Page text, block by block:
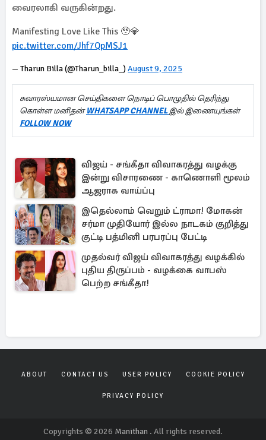
வைரலாகி வருகின்றது.
Manifesting Love Like This 🥹💎
pic.twitter.com/Jhf7QpMSJ1
— Tharun Billa (@Tharun_billa_) August 9, 2025
சுவாரஸ்யமான செய்திகளை நொடிப் பொழுதில் தெரிந்து
கொள்ள மனிதன்WHATSAPP CHANNELஇல் இணையுங்கள்
FOLLOW NOW
விஜய் - சங்கீதா விவாகரத்து வழக்கு
இன்று விசாரணை - காணொளி மூலம்
ஆஜராக வாய்ப்பு
இதெல்லாம் வெறும் ட்ராமா! மோகன்
சர்மா முதியோர் இல்ல நாடகம் குறித்து
குட்டி பத்மினி பரபரப்பு பேட்டி
முதல்வர் விஜய் விவாகரத்து வழக்கில்
புதிய திருப்பம் - வழக்கை வாபஸ்
பெற்ற சங்கீதா!
ABOUT CONTACT US USER POLICY COOKIE POLICY
PRIVACY POLICY
Copyrights © 2026 Manithan . All rights reserved.